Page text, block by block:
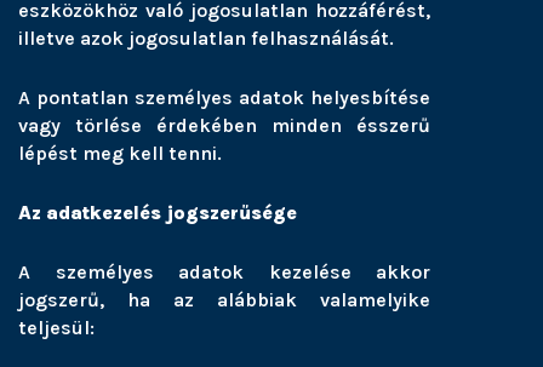
eszközökhöz való jogosulatlan hozzáférést,
illetve azok jogosulatlan felhasználását.
A pontatlan személyes adatok helyesbítése
vagy törlése érdekében minden ésszerű
lépést meg kell tenni.
Az adatkezelés jogszerűsége
A személyes adatok kezelése akkor
jogszerű, ha az alábbiak valamelyike
teljesül: